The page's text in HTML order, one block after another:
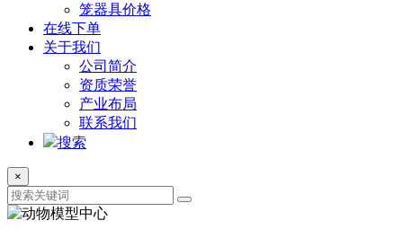
笼器具价格
在线下单
关于我们
公司简介
资质荣誉
产业布局
联系我们
搜索
×